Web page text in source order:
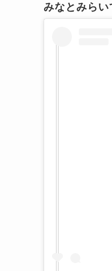
みなとみら